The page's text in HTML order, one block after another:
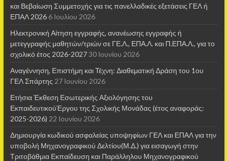
και Βεβαίωση Συμμετοχής για τις πανελλαδικές εξετάσεις ΓΕΛ ή
ΕΠΑΛ 2026 6 Ιουλίου 2026
Ηλεκτρονική Αίτηση εγγραφής, ανανέωσης εγγραφής ή
μετεγγραφής μαθητών/τριών σε ΓΕ.Λ., ΕΠΑ.Λ. και Π.ΕΠΑ.Λ., για το
σχολικό έτος 2026-202730 Ιουνίου 2026
Αναγέννηση, Επιστήμη και Τέχνη: Διαθεματική Δράση του 1ου
ΓΕΛ Σπάρτης 27 Ιουνίου 2026
Ετήσια Έκθεση Εσωτερικής Αξιολόγησης του
ΕκπαιδευτικούΈργου της Σχολικής Μονάδας (έτος αναφοράς:
2025-2026) 22 Ιουνίου 2026
Δημιουργία κωδικού ασφαλείας υποψηφίων ΓΕΛ και ΕΠΑΛ για την
υποβολή Μηχανογραφικού Δελτίου(Μ.Δ.) για εισαγωγή στην
Τριτοβάθμια Εκπαίδευση και Παράλληλου Μηχανογραφικού